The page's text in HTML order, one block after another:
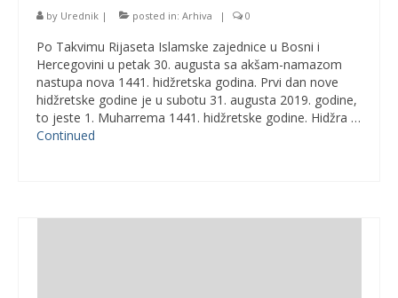
by Urednik | posted in: Arhiva | 0
Po Takvimu Rijaseta Islamske zajednice u Bosni i
Hercegovini u petak 30. augusta sa akšam-namazom
nastupa nova 1441. hidžretska godina. Prvi dan nove
hidžretske godine je u subotu 31. augusta 2019. godine,
to jeste 1. Muharrema 1441. hidžretske godine. Hidžra …
Continued